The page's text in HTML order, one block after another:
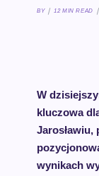
BY 12 MIN READ
W
kluczowa
Jarosławiu,
wynikach